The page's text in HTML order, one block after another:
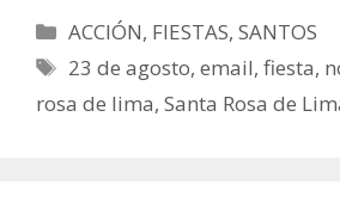
Categorías
ACCIÓN, FIESTAS,SANTOS
Etiquetas
23 de agosto,email,fiesta,
rosa de lima, Santa Rosa de